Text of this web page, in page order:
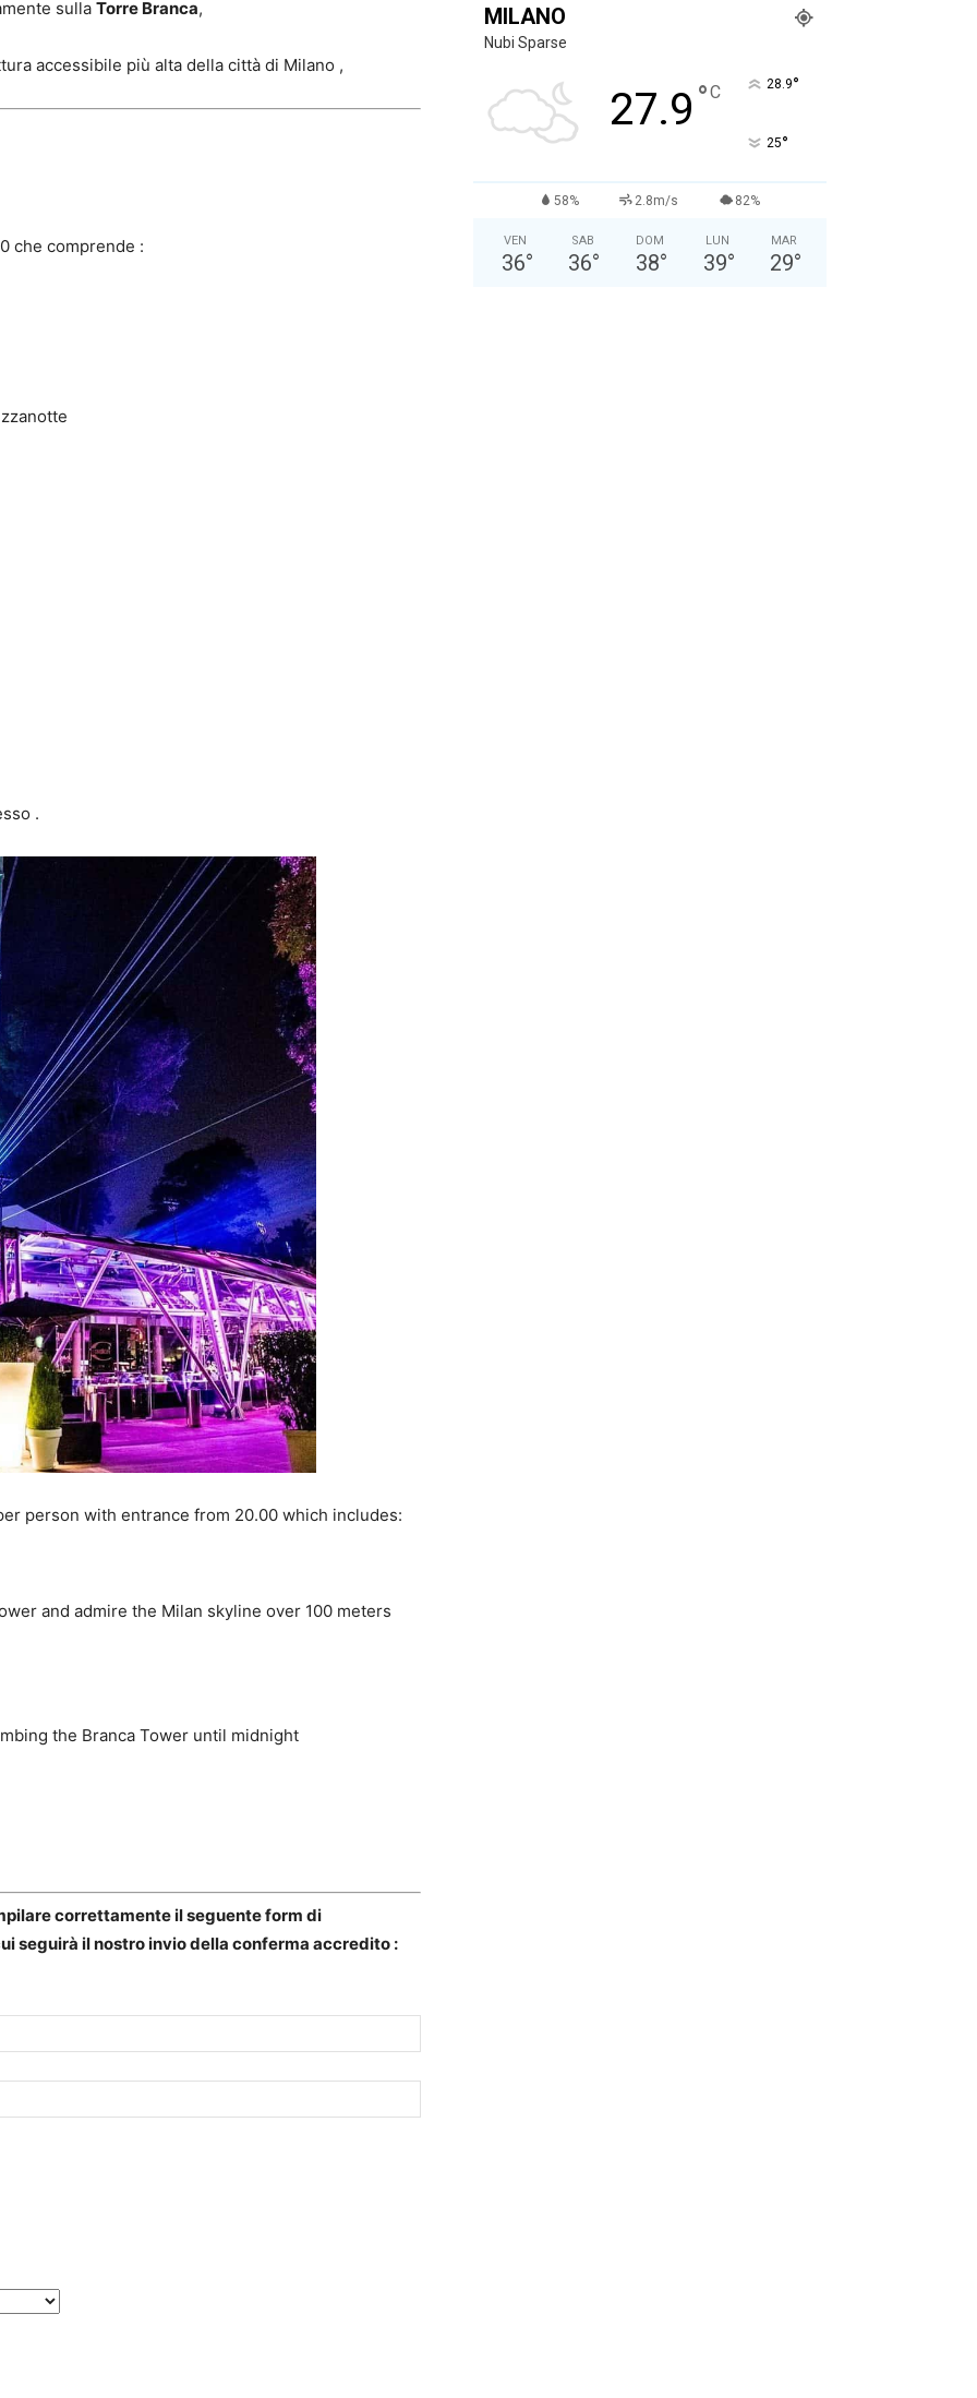
sulla Torre Branca,
accessibile più alta della città di Milano ,
che comprende :
.
person with entrance from 20.00 which includes:
and admire the Milan skyline over 100 meters
the Branca Tower until midnight
correttamente il seguente form di
seguirà il nostro invio della conferma accredito :
MILANO
Nubi Sparse
27.9 °C 28.9°
25°
58% 2.8m/s 82%
VEN
36°
SAB
36°
DOM
38°
LUN
39°
MAR
29°